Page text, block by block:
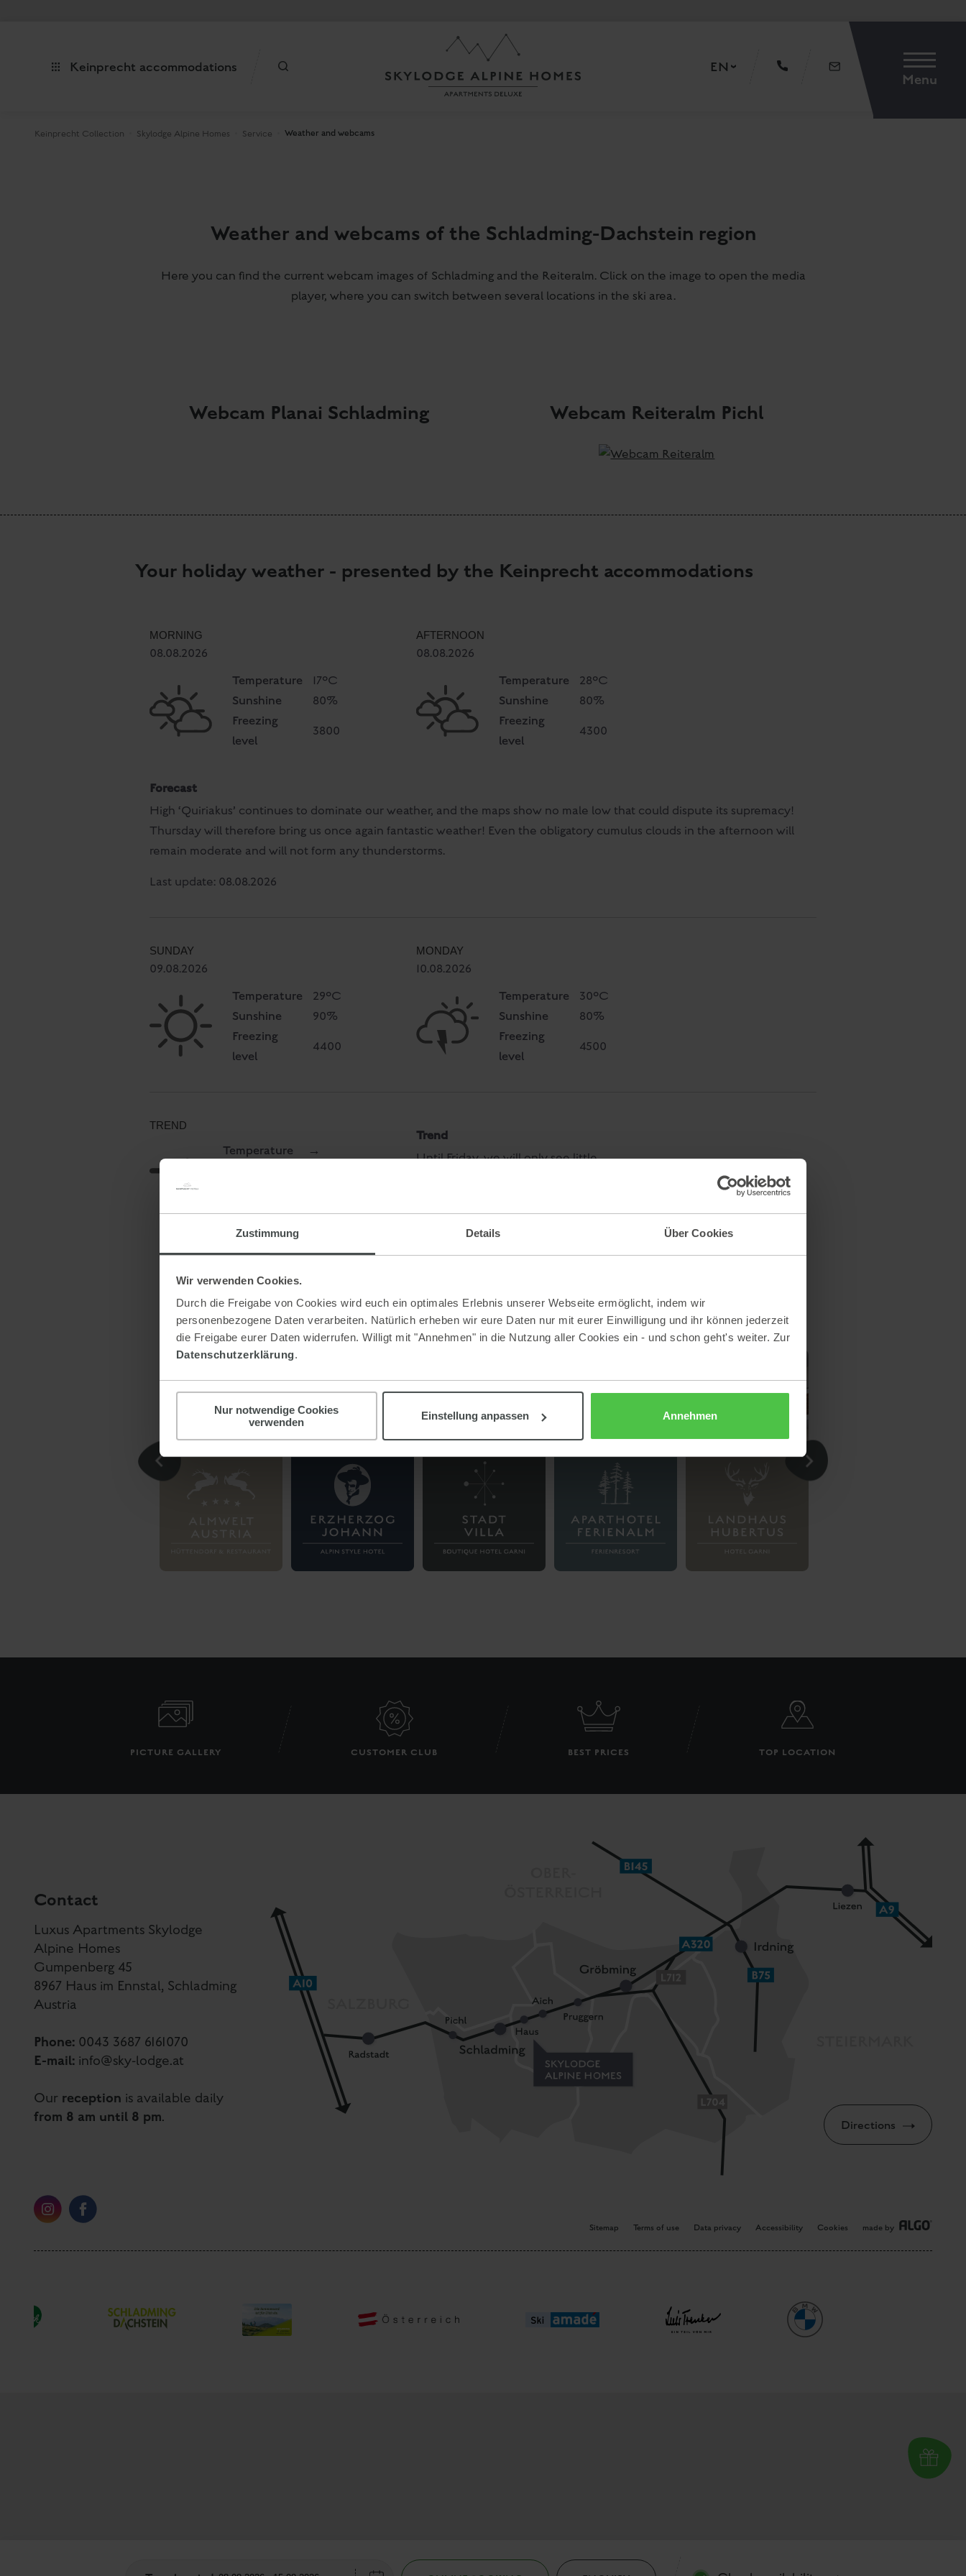
Zustimmung Details Über Cookies
Wir verwenden Cookies.
Durch die Freigabe von Cookies wird euch ein optimales Erlebnis unserer Webseite ermöglicht, indem wir
personenbezogene Daten verarbeiten. Natürlich erheben wir eure Daten nur mit eurer Einwilligung und ihr können jederzeit
die Freigabe eurer Daten widerrufen. Willigt mit "Annehmen" in die Nutzung aller Cookies ein - und schon geht's weiter. Zur
Datenschutzerklärung.
Nur notwendige Cookies
verwenden
Einstellung anpassen Annehmen
Keinprecht accommodations EN
Menu
Keinprecht Collection Skylodge Alpine Homes Service Weather and webcams
Weather and webcams of the Schladming-Dachstein region
Here you can find the current webcam images of Schladming and the Reiteralm. Click on the image to open the media
player, where you can switch between several locations in the ski area.
Webcam Planai Schladming Webcam Reiteralm Pichl
Your holiday weather - presented by the Keinprecht accommodations
MORNING
08.08.2026
Temperature 17°C
Sunshine 80%
Freezing
level
3800
AFTERNOON
08.08.2026
Temperature 28°C
Sunshine 80%
Freezing
level
4300
Forecast
High ‘Quiriakus’ continues to dominate our weather, and the maps show no male low that could dispute its supremacy!
Thursday will therefore bring us once again fantastic weather! Even the obligatory cumulus clouds in the afternoon will
remain moderate and will not form any thunderstorms.
Last update: 08.08.2026
SUNDAY
09.08.2026
Temperature 29°C
Sunshine 90%
Freezing
level
4400
MONDAY
10.08.2026
Temperature 30°C
Sunshine 80%
Freezing
level
4500
TREND
Temperature →
Trend
Until Friday, we will only see little
Keinprecht collection at a glance:
PICTURE GALLERY CUSTOMER CLUB BEST PRICES TOP LOCATION
Contact
Luxus Apartments Skylodge
Alpine Homes
Gumpenberg 45
8967 Haus im Ennstal, Schladming
Austria
Phone: 0043 3687 6161070
E-mail: info@sky-lodge.at
Our reception is available daily
from 8 am until 8 pm.
Directions
Sitemap Terms of use Data privacy Accessibility Cookies made by